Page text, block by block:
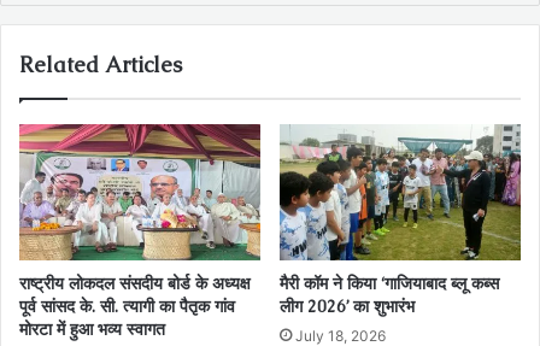
Related Articles
राष्ट्रीय लोकदल संसदीय बोर्ड के अध्यक्ष
पूर्व सांसद के. सी. त्यागी का पैतृक गांव
मोरटा में हुआ भव्य स्वागत
मैरी कॉम ने किया ‘गाजियाबाद ब्लू कब्स
लीग 2026’ का शुभारंभ
July 18, 2026